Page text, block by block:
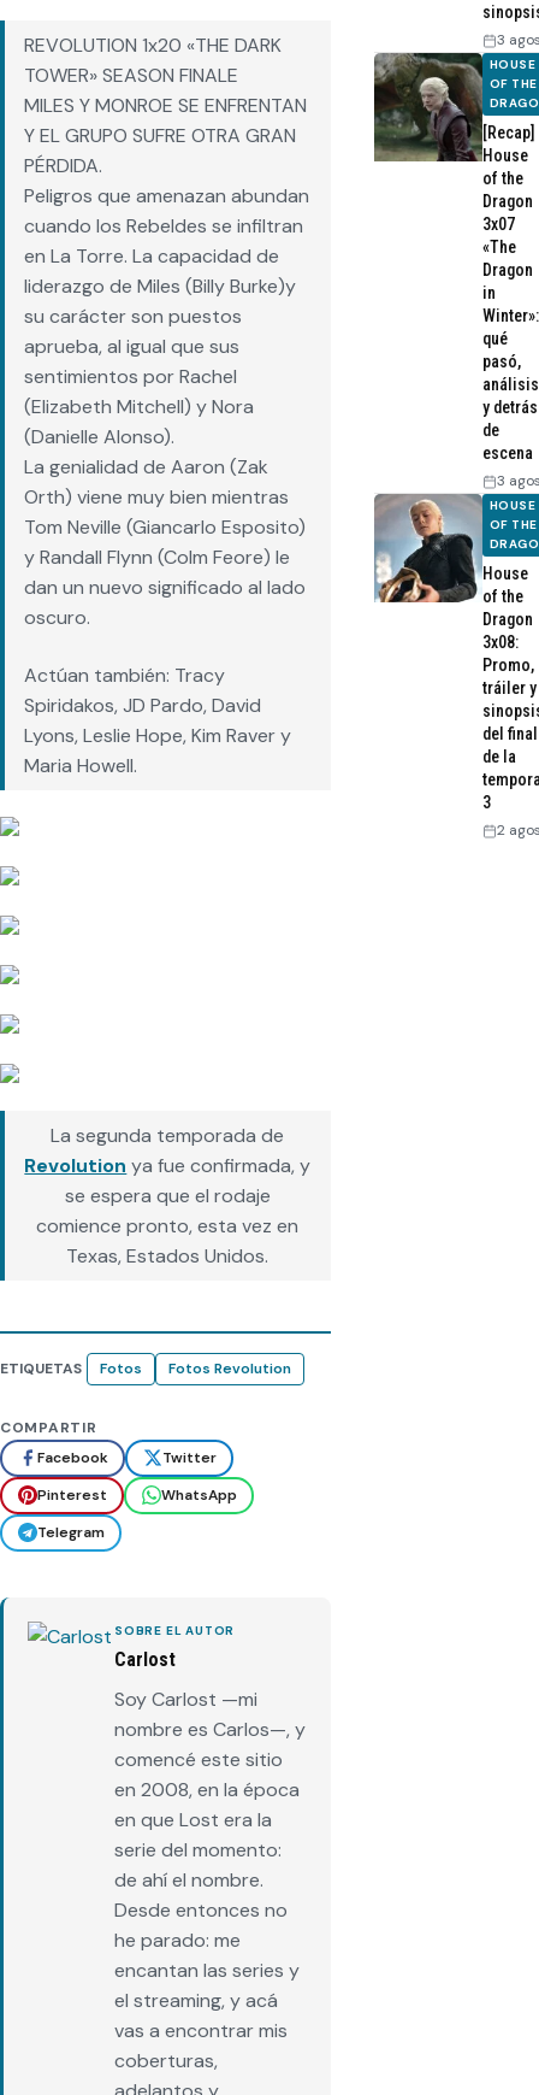
REVOLUTION 1x20 «THE DARK
TOWER» SEASON FINALE
MILES Y MONROE SE ENFRENTAN
Y EL GRUPO SUFRE OTRA GRAN
PÉRDIDA.
Peligros que amenazan abundan
cuando los Rebeldes se infiltran
en La Torre. La capacidad de
liderazgo de Miles (Billy Burke)y
su carácter son puestos
aprueba, al igual que sus
sentimientos por Rachel
(Elizabeth Mitchell) y Nora
(Danielle Alonso).
La genialidad de Aaron (Zak
Orth) viene muy bien mientras
Tom Neville (Giancarlo Esposito)
y Randall Flynn (Colm Feore) le
dan un nuevo significado al lado
oscuro.
Actúan también: Tracy
Spiridakos, JD Pardo, David
Lyons, Leslie Hope, Kim Raver y
Maria Howell.
La segunda temporada de
Revolution ya fue confirmada, y
se espera que el rodaje
comience pronto, esta vez en
Texas, Estados Unidos.
ETIQUETAS Fotos Fotos Revolution
COMPARTIR
Facebook
Twitter
Pinterest
WhatsApp
Telegram
SOBRE EL AUTOR
Carlost
Soy Carlost —mi
nombre es Carlos—, y
comencé este sitio
en 2008, en la época
en que Lost era la
serie del momento:
de ahí el nombre.
Desde entonces no
he parado: me
encantan las series y
el streaming, y acá
vas a encontrar mis
coberturas,
3
HOUSE
OF THE
[Recap]
House
of the
Dragon
3x07
«The
Dragon
in
Winter»:
qué
pasó,
análisis
y detrás
de
escena
3
HOUSE
OF THE
House
of the
Dragon
3x08:
Promo,
tráiler y
del final
de la
3
2